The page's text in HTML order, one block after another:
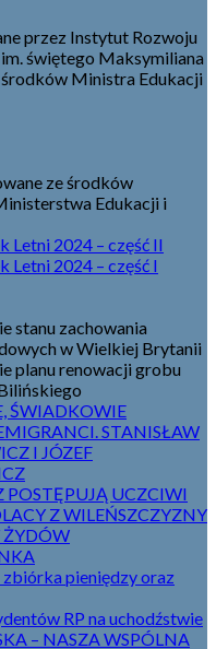
przez Instytut Rozwoju
świętego Maksymiliana
Ministra Edukacji
ze środków
Edukacji i
Letni 2024 – część II
Letni 2024 – część I
stanu zachowania
w Wielkiej Brytanii
planu renowacji grobu
ŚWIADKOWIE
STANISŁAW
I JÓZEF
POSTĘPUJĄ UCZCIWI
Z WILEŃSZCZYZNY
ŻYDÓW
zbiórka pieniędzy oraz
RP na uchodźstwie
– NASZA WSPÓLNA